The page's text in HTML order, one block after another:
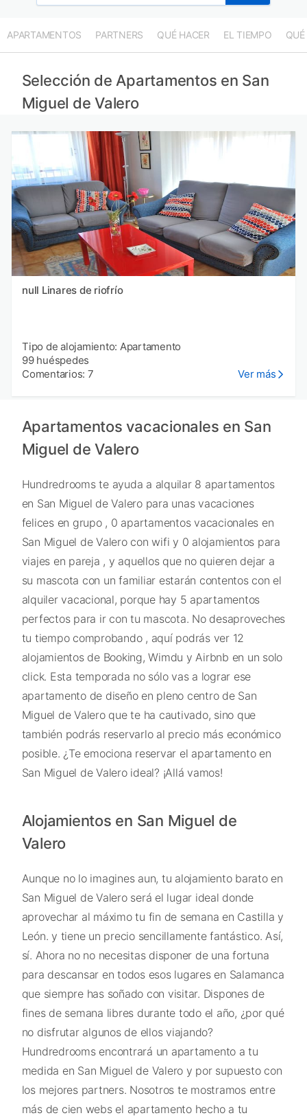
APARTAMENTOS PARTNERS QUÉ HACER EL TIEMPO QUÉ
Selección de Apartamentos en San
Miguel de Valero
null Linares de riofrío
Tipo de alojamiento: Apartamento
99 huéspedes
Comentarios: 7
Ver más
Apartamentos vacacionales en San
Miguel de Valero
Hundredrooms te ayuda a alquilar 8 apartamentos
en San Miguel de Valero para unas vacaciones
felices en grupo , 0 apartamentos vacacionales en
San Miguel de Valero con wifi y 0 alojamientos para
viajes en pareja , y aquellos que no quieren dejar a
su mascota con un familiar estarán contentos con el
alquiler vacacional, porque hay 5 apartamentos
perfectos para ir con tu mascota. No desaproveches
tu tiempo comprobando , aquí podrás ver 12
alojamientos de Booking, Wimdu y Airbnb en un solo
click. Esta temporada no sólo vas a lograr ese
apartamento de diseño en pleno centro de San
Miguel de Valero que te ha cautivado, sino que
también podrás reservarlo al precio más económico
posible. ¿Te emociona reservar el apartamento en
San Miguel de Valero ideal? ¡Allá vamos!
Alojamientos en San Miguel de
Valero
Aunque no lo imagines aun, tu alojamiento barato en
San Miguel de Valero será el lugar ideal donde
aprovechar al máximo tu fin de semana en Castilla y
León. y tiene un precio sencillamente fantástico. Así,
sí. Ahora no no necesitas disponer de una fortuna
para descansar en todos esos lugares en Salamanca
que siempre has soñado con visitar. Dispones de
fines de semana libres durante todo el año, ¿por qué
no disfrutar algunos de ellos viajando?
Hundredrooms encontrará un apartamento a tu
medida en San Miguel de Valero y por supuesto con
los mejores partners. Nosotros te mostramos entre
más de cien webs el apartamento hecho a tu